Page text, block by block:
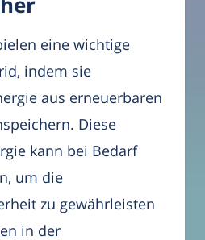
eine wichtige
indem sie
aus erneuerbaren
Diese
kann bei Bedarf
um die
zu gewährleisten
in der